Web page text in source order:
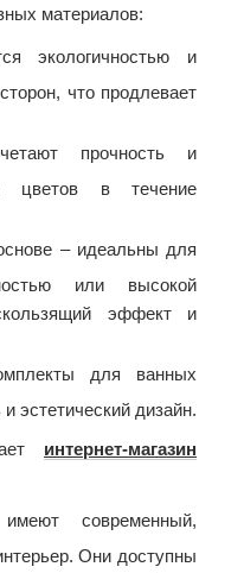
материалов:
экологичностью и
что продлевает
прочность и
цветов в течение
– идеальны для
или высокой
эффект и
для ванных
эстетический дизайн.
интернет-магазин
современный,
Они доступны